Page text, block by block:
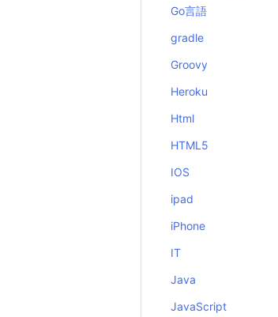
Go言語
gradle
Groovy
Heroku
Html
HTML5
IOS
ipad
iPhone
IT
Java
JavaScript